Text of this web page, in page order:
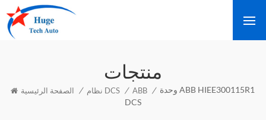
منتجات
الصفحة الرئيسية / نظام DCS / ABB / وحدة ABB HIEE300115R1
DCS